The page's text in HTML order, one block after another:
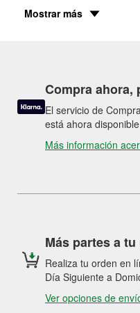
Mostrar más
Compra ahora,
El servicio de
está ahora
Más información
Más partes a tu
Realiza tu orden en
Día Siguiente a
Ver opciones de